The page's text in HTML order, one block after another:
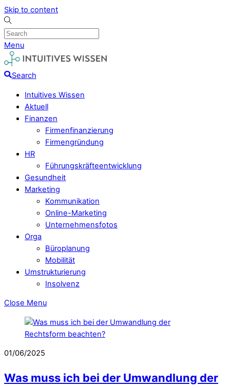
Skip to content
Menu
Search
Intuitives Wissen
Aktuell
Finanzen
Firmenfinanzierung
Firmengründung
HR
Führungskräfteentwicklung
Gesundheit
Marketing
Kommunikation
Online-Marketing
Unternehmensfotos
Orga
Büroplanung
Mobilität
Umstrukturierung
Insolvenz
Close Menu
01/06/2025
Was muss ich bei der Umwandlung der